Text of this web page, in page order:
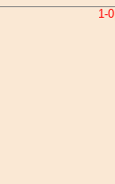
1-0|